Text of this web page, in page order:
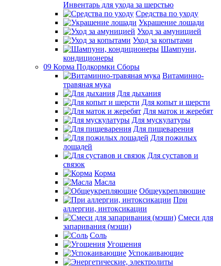
Инвентарь для ухода за шерстью
Средства по уходу
Украшение лошади
Уход за амуницией
Уход за копытами
Шампуни,
кондиционеры
09 Корма Подкормки Сборы
Витаминно-
травяная мука
Для дыхания
Для копыт и шерсти
Для маток и жеребят
Для мускулатуры
Для пищеварения
Для пожилых
лошадей
Для суставов и
связок
Корма
Масла
Общеукрепляющие
При
аллергии, интоксикации
Смеси для
запаривания (мэши)
Соль
Угощения
Успокаивающие